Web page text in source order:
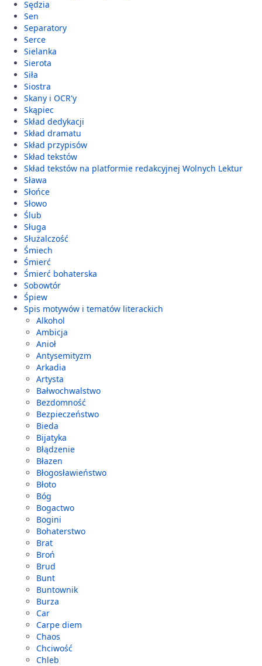
Sędzia
Sen
Separatory
Serce
Sielanka
Sierota
Siła
Siostra
Skany i OCR'y
Skąpiec
Skład dedykacji
Skład dramatu
Skład przypisów
Skład tekstów
Skład tekstów na platformie redakcyjnej Wolnych Lektur
Sława
Słońce
Słowo
Ślub
Sługa
Służalczość
Śmiech
Śmierć
Śmierć bohaterska
Sobowtór
Śpiew
Spis motywów i tematów literackich
Alkohol
Ambicja
Anioł
Antysemityzm
Arkadia
Artysta
Bałwochwalstwo
Bezdomność
Bezpieczeństwo
Bieda
Bijatyka
Błądzenie
Błazen
Błogosławieństwo
Błoto
Bóg
Bogactwo
Bogini
Bohaterstwo
Brat
Broń
Brud
Bunt
Buntownik
Burza
Car
Carpe diem
Chaos
Chciwość
Chleb